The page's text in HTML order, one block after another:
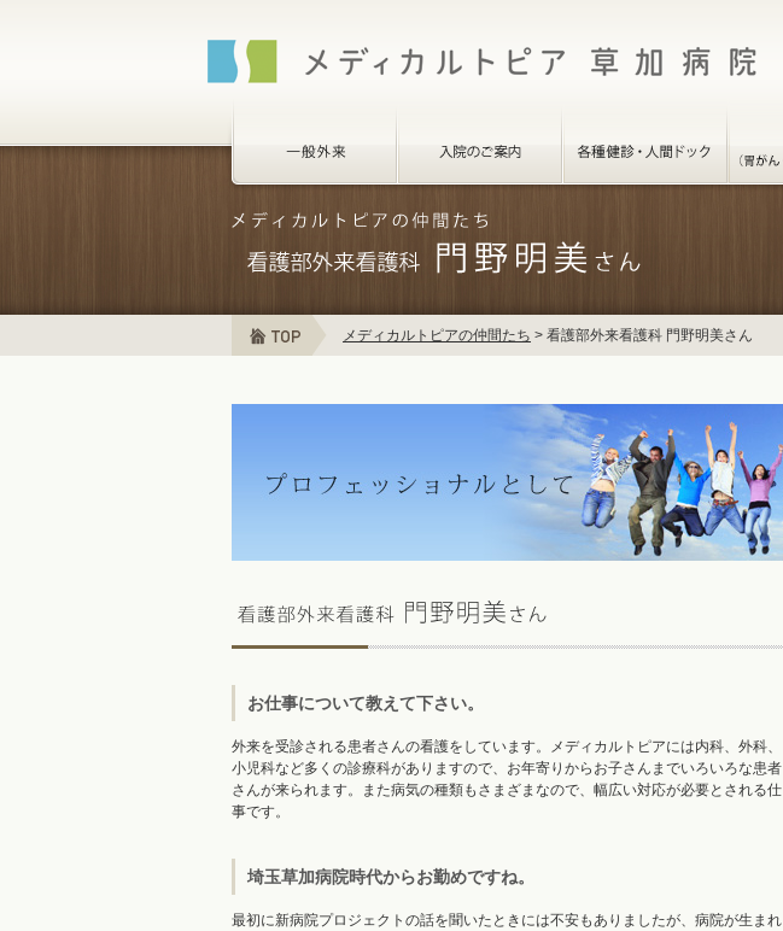
メディカルトピアの仲間たち > 看護部外来看護科 門野明美さん
お仕事について教えて下さい。
外来を受診される患者さんの看護をしています。メディカルトピアには内科、外科、
小児科など多くの診療科がありますので、お年寄りからお子さんまでいろいろな患者
さんが来られます。また病気の種類もさまざまなので、幅広い対応が必要とされる仕
事です。
埼玉草加病院時代からお勤めですね。
最初に新病院プロジェクトの話を聞いたときには不安もありましたが、病院が生まれ